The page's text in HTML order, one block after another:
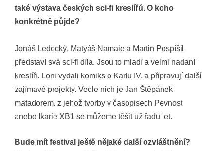
také výstava českých sci-fi kreslířů. O koho
konkrétně půjde?
Jonáš Ledecký, Matyáš Namaie a Martin Pospíšil
představí svá sci-fi díla. Jsou to mladí a velmi nadaní
kreslíři. Loni vydali komiks o Karlu IV. a připravují další
zajímavé projekty. Vedle nich je Jan Štěpánek
matadorem, z jehož tvorby v časopisech Pevnost
anebo Ikarie XB1 se můžeme těšit už řadu let.
Bude mít festival ještě nějaké další ozvláštnění?